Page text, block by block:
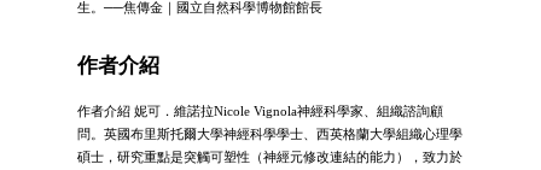
生。──焦傳金｜國立自然科學博物館館長
作者介紹
作者介紹 妮可．維諾拉Nicole Vignola神經科學家、組織諮詢顧
問。英國布里斯托爾大學神經科學學士、西英格蘭大學組織心理學
碩士，研究重點是突觸可塑性（神經元修改連結的能力），致力於